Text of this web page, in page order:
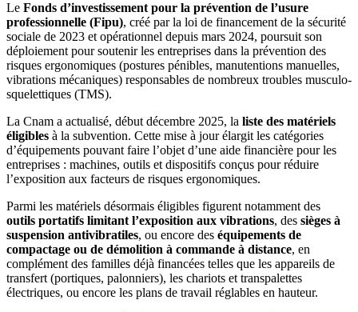
Le Fonds d’investissement pour la prévention de l’usure
professionnelle (Fipu), créé par la loi de financement de la sécurité
sociale de 2023 et opérationnel depuis mars 2024, poursuit son
déploiement pour soutenir les entreprises dans la prévention des
risques ergonomiques (postures pénibles, manutentions manuelles,
vibrations mécaniques) responsables de nombreux troubles musculo-
squelettiques (TMS).
La Cnam a actualisé, début décembre 2025, la liste des matériels
éligibles à la subvention. Cette mise à jour élargit les catégories
d’équipements pouvant faire l’objet d’une aide financière pour les
entreprises : machines, outils et dispositifs conçus pour réduire
l’exposition aux facteurs de risques ergonomiques.
Parmi les matériels désormais éligibles figurent notamment des
outils portatifs limitant l’exposition aux vibrations, des sièges à
suspension antivibratiles, ou encore des équipements de
compactage ou de démolition à commande à distance, en
complément des familles déjà financées telles que les appareils de
transfert (portiques, palonniers), les chariots et transpalettes
électriques, ou encore les plans de travail réglables en hauteur.